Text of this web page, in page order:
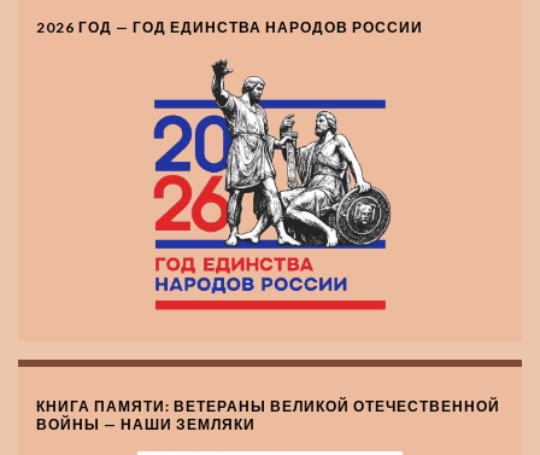
2026 ГОД — ГОД ЕДИНСТВА НАРОДОВ РОССИИ
КНИГА ПАМЯТИ: ВЕТЕРАНЫ ВЕЛИКОЙ ОТЕЧЕСТВЕННОЙ
ВОЙНЫ — НАШИ ЗЕМЛЯКИ